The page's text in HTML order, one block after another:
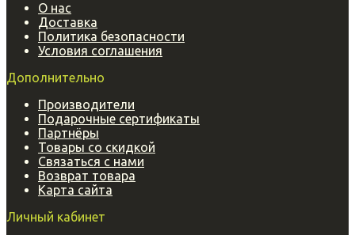
О нас
Доставка
Политика безопасности
Условия соглашения
Дополнительно
Производители
Подарочные сертификаты
Партнёры
Товары со скидкой
Связаться с нами
Возврат товара
Карта сайта
Личный кабинет